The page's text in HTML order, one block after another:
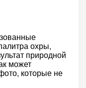
охры,
природной
может
которые не